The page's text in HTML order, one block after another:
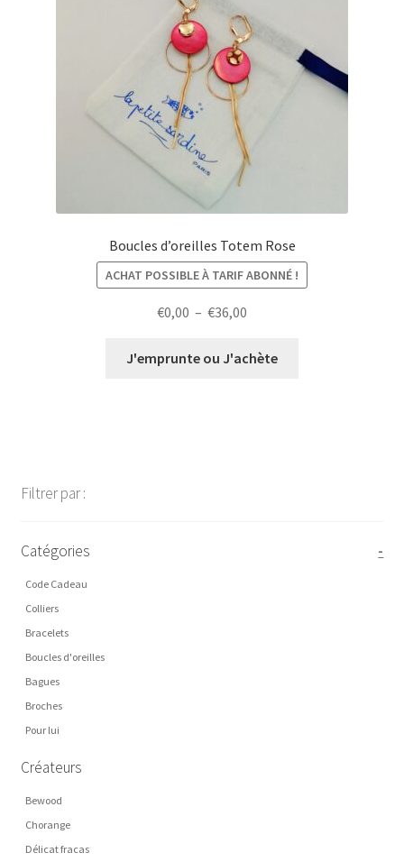
Boucles d’oreilles Totem Rose
ACHAT POSSIBLE À TARIF ABONNÉ !
€0,00 – €36,00
prix :
J'emprunte ou J'achète
Filtrer par :
Catégories -
Code Cadeau
Colliers
Bracelets
Boucles d'oreilles
Bagues
Broches
Pour lui
Créateurs
Bewood
Chorange
Délicat fracas